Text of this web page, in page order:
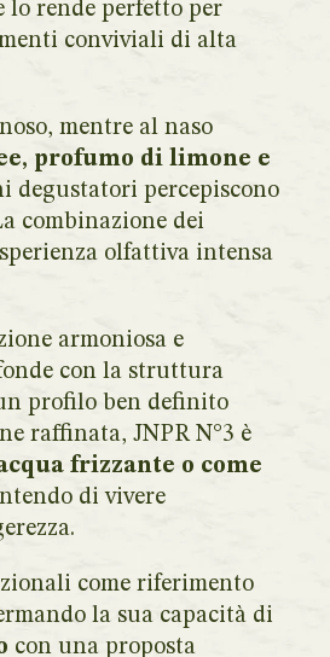
lo rende perfetto per
conviviali di alta
mentre al naso
profumo di limone e
degustatori percepiscono
combinazione dei
olfattiva intensa
armoniosa e
con la struttura
profilo ben definito
raffinata, JNPR N°3 è
frizzante o come
di vivere
come riferimento
la sua capacità di
con una proposta